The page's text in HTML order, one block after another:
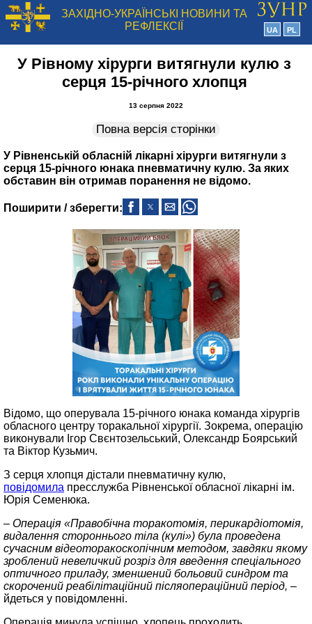
ЗАХІДНО-УКРАЇНСЬКІ НОВИНИ ТА
РЕФЛЕКСІЇ
UA PL
У Рівному хірурги витягнули кулю з
серця 15-річного хлопця
13 серпня 2022
Повна версія сторінки
У Рівненській обласній лікарні хірурги витягнули з
серця 15-річного юнака пневматичну кулю. За яких
обставин він отримав поранення не відомо.
Поширити / зберегти:
Відомо, що оперувала 15-річного юнака команда хірургів
обласного центру торакальної хірургії. Зокрема, операцію
виконували Ігор Свєнтозельський, Олександр Боярський
та Віктор Кузьмич.
З серця хлопця дістали пневматичну кулю,
повідомила пресслужба Рівненської обласної лікарні ім.
Юрія Семенюка.
– Операція «Правобічна торакотомія, перикардіотомія,
видалення стороннього тіла (кулі») була проведена
сучасним відеоторакоскопічним методом, завдяки якому
зроблений невеличкий розріз для введення спеціального
оптичного приладу, зменшений больовий синдром та
скорочений реабілітаційний післяопераційний період, –
йдеться у повідомленні.